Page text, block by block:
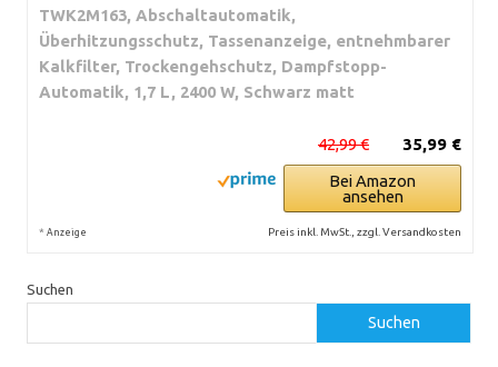
TWK2M163, Abschaltautomatik,
Überhitzungsschutz, Tassenanzeige, entnehmbarer
Kalkfilter, Trockengehschutz, Dampfstopp-
Automatik, 1,7 L, 2400 W, Schwarz matt
35,99 €
42,99 €
Bei Amazon
ansehen
* Anzeige Preis inkl. MwSt., zzgl. Versandkosten
Suchen
Suchen